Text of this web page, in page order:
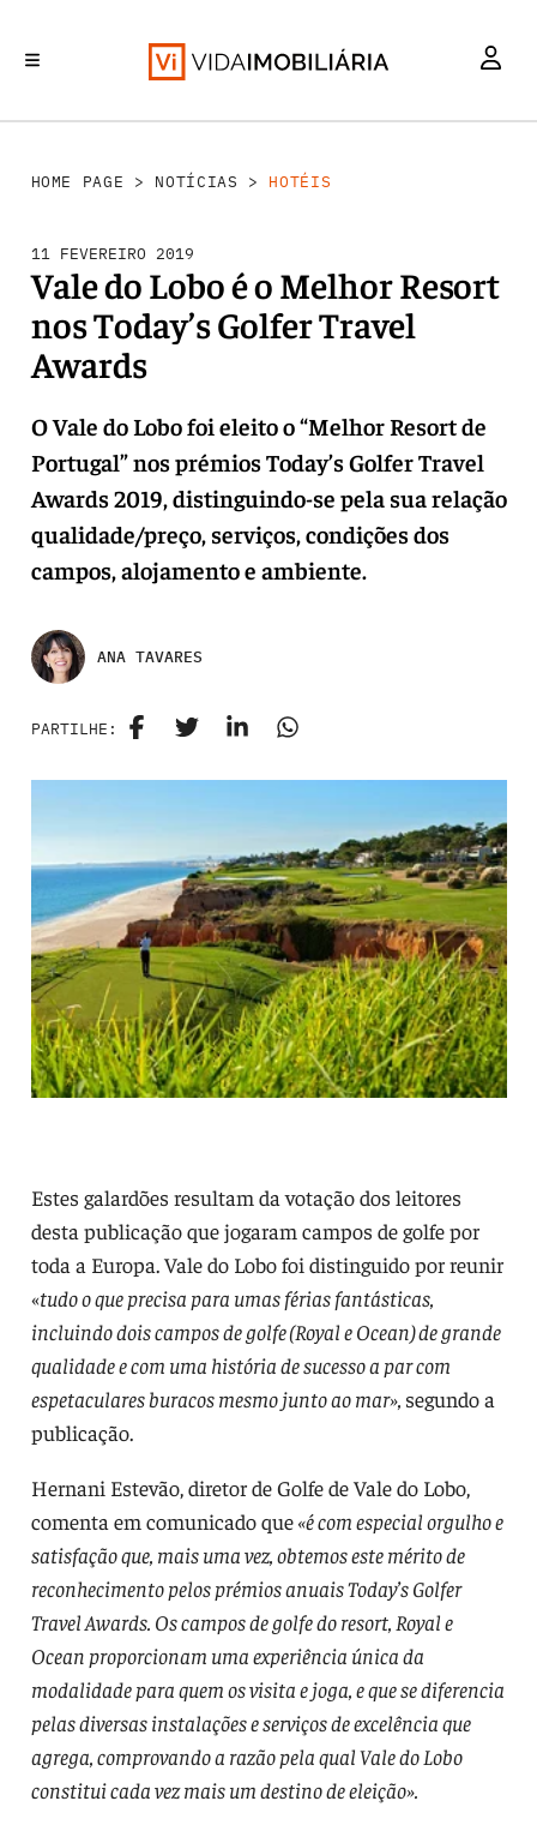
HOME PAGE > NOTÍCIAS > HOTÉIS
11 FEVEREIRO 2019
Vale do Lobo é o Melhor Resort
nos Today’s Golfer Travel
Awards
O Vale do Lobo foi eleito o “Melhor Resort de
Portugal” nos prémios Today’s Golfer Travel
Awards 2019, distinguindo-se pela sua relação
qualidade/preço, serviços, condições dos
campos, alojamento e ambiente.
ANA TAVARES
PARTILHE:
Estes galardões resultam da votação dos leitores
desta publicação que jogaram campos de golfe por
toda a Europa. Vale do Lobo foi distinguido por reunir
«tudo o que precisa para umas férias fantásticas,
incluindo dois campos de golfe (Royal e Ocean) de grande
qualidade e com uma história de sucesso a par com
espetaculares buracos mesmo junto ao mar», segundo a
publicação.
Hernani Estevão, diretor de Golfe de Vale do Lobo,
comenta em comunicado que«é com especial orgulho e
satisfação que, mais uma vez, obtemos este mérito de
reconhecimento pelos prémios anuais Today’s Golfer
Travel Awards. Os campos de golfe do resort, Royal e
Ocean proporcionam uma experiência única da
modalidade para quem os visita e joga, e que se diferencia
pelas diversas instalações e serviços de excelência que
agrega, comprovando a razão pela qual Vale do Lobo
constitui cada vez mais um destino de eleição».